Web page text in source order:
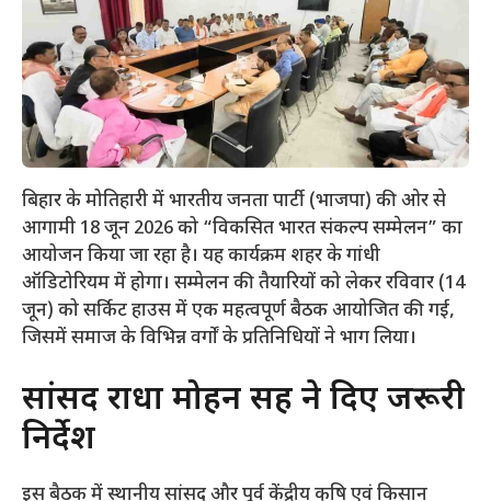
बिहार के मोतिहारी में भारतीय जनता पार्टी (भाजपा) की ओर से
आगामी 18 जून 2026 को “विकसित भारत संकल्प सम्मेलन” का
आयोजन किया जा रहा है। यह कार्यक्रम शहर के गांधी
ऑडिटोरियम में होगा। सम्मेलन की तैयारियों को लेकर रविवार (14
जून) को सर्किट हाउस में एक महत्वपूर्ण बैठक आयोजित की गई,
जिसमें समाज के विभिन्न वर्गों के प्रतिनिधियों ने भाग लिया।
​सांसद राधा मोहन सिंह ने दिए जरूरी
निर्देश
​इस बैठक में स्थानीय सांसद और पूर्व केंद्रीय कृषि एवं किसान